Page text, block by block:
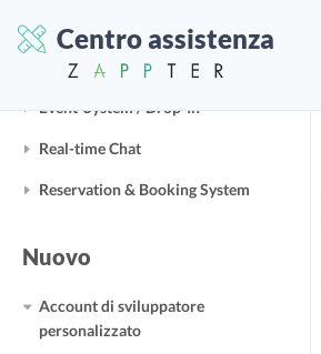
Centro assistenza
E-Commerce / Shop
Event-System / Drop-In
Real-time Chat
Reservation & Booking System
Nuovo
Account di sviluppatore
personalizzato